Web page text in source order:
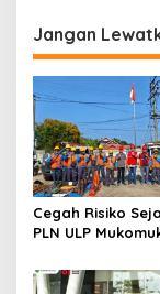
i
g
a
s
i
p
o
s
Jangan
Cegah Risiko
PLN ULP
secara Rutin